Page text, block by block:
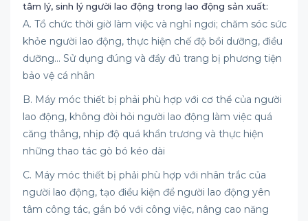
tâm lý, sinh lý người lao động trong lao động sản xuất:
A. Tổ chức thời giờ làm việc và nghỉ ngơi; chăm sóc sức
khỏe người lao động, thực hiện chế độ bồi dưỡng, điều
dưỡng... Sử dụng đúng và đầy đủ trang bị phương tiện
bảo vệ cá nhân
B. Máy móc thiết bị phải phù hợp với cơ thể của người
lao động, không đòi hỏi người lao động làm việc quá
căng thẳng, nhịp độ quá khẩn trương và thực hiện
những thao tác gò bó kéo dài
C. Máy móc thiết bị phải phù hợp với nhân trắc của
người lao động, tạo điều kiện để người lao động yên
tâm công tác, gắn bó với công việc, nâng cao năng